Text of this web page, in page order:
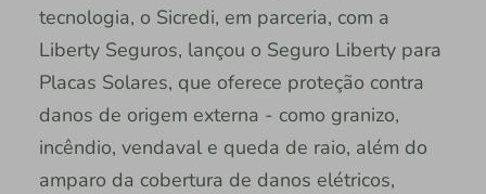
tecnologia, o Sicredi, em parceria, com a
Liberty Seguros, lançou o Seguro Liberty para
Placas Solares, que oferece proteção contra
danos de origem externa - como granizo,
incêndio, vendaval e queda de raio, além do
amparo da cobertura de danos elétricos,